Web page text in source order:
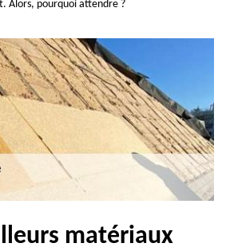
Alors, pourquoi attendre ?
matériaux